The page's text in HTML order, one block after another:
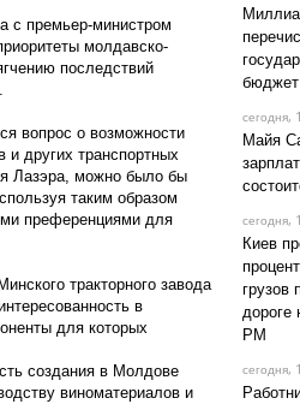
с премьер-министром
молдавско-
последствий
вопрос о возможности
и других транспортных
Лазэра, можно было бы
таким образом
преференциями для
тракторного завода
в
для которых
создания в Молдове
виноматериалов и
сегодня,
Майя
сегодня,
Киев
грузов
дороге
РМ
сегодня,